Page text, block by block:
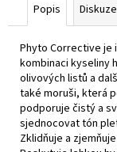
Popis Diskuze
Phyto Corrective je
kombinaci kyseliny
olivových listů a
také moruši, která
podporuje čistý a
sjednocovat tón
Zklidňuje a
u
č
u
j
e
m
e